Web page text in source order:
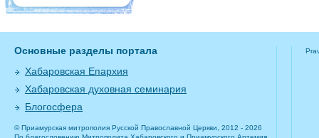
Основные разделы портала
Хабаровская Епархия
Хабаровская духовная семинария
Блогосфера
© Приамурская митрополия Русской Православной Церкви, 2012 - 2026